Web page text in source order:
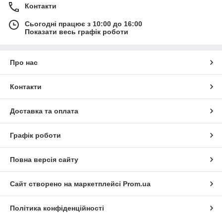
Контакти
Сьогодні працює з 10:00 до 16:00
Показати весь графік роботи
Про нас
Контакти
Доставка та оплата
Графік роботи
Повна версія сайту
Сайт створено на маркетплейсі Prom.ua
Політика конфіденційності